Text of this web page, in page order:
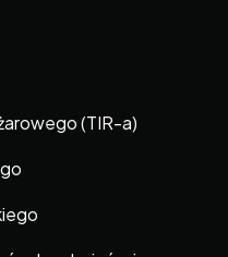
(TIR-a)